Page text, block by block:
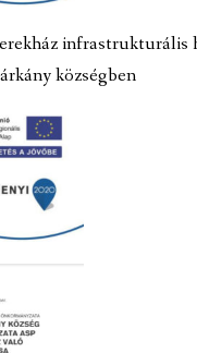
infrastrukturális
községben